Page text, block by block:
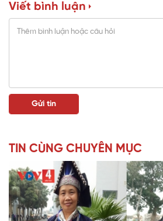
Viết bình luận
TIN CÙNG CHUYÊN MỤC